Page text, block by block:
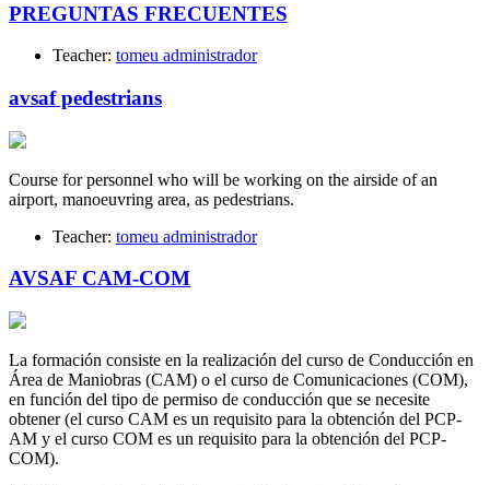
PREGUNTAS FRECUENTES
Teacher: tomeu administrador
avsaf pedestrians
Course for personnel who will be working on the airside of an
airport, manoeuvring area, as pedestrians.
Teacher: tomeu administrador
AVSAF CAM-COM
La formación consiste en la realización del curso de Conducción en
Área de Maniobras (CAM) o el curso de Comunicaciones (COM),
en función del tipo de permiso de conducción que se necesite
obtener (el curso CAM es un requisito para la obtención del PCP-
AM y el curso COM es un requisito para la obtención del PCP-
COM).